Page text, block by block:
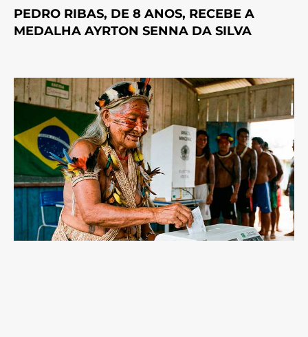
PEDRO RIBAS, DE 8 ANOS, RECEBE A
MEDALHA AYRTON SENNA DA SILVA